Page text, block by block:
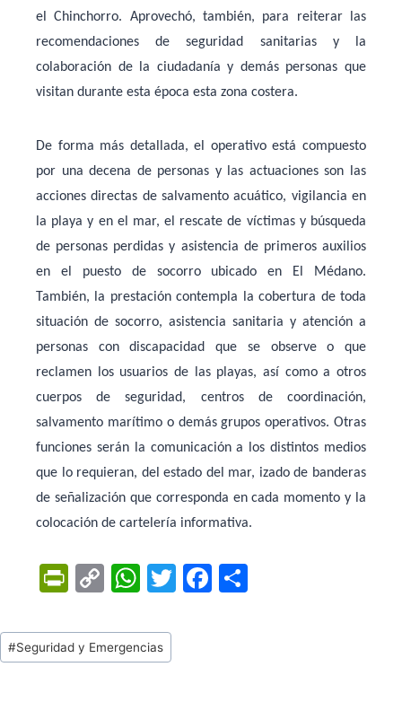
el Chinchorro. Aprovechó, también, para reiterar las
recomendaciones de seguridad sanitarias y la
colaboración de la ciudadanía y demás personas que
visitan durante esta época esta zona costera.
De forma más detallada, el operativo está compuesto
por una decena de personas y las actuaciones son las
acciones directas de salvamento acuático, vigilancia en
la playa y en el mar, el rescate de víctimas y búsqueda
de personas perdidas y asistencia de primeros auxilios
en el puesto de socorro ubicado en El Médano.
También, la prestación contempla la cobertura de toda
situación de socorro, asistencia sanitaria y atención a
personas con discapacidad que se observe o que
reclamen los usuarios de las playas, así como a otros
cuerpos de seguridad, centros de coordinación,
salvamento marítimo o demás grupos operativos. Otras
funciones serán la comunicación a los distintos medios
que lo requieran, del estado del mar, izado de banderas
de señalización que corresponda en cada momento y la
colocación de cartelería informativa.
Pr
tF
ri
C
p
y
W
at
s
T
F
Tags
de
#Seguridad y Emergencias